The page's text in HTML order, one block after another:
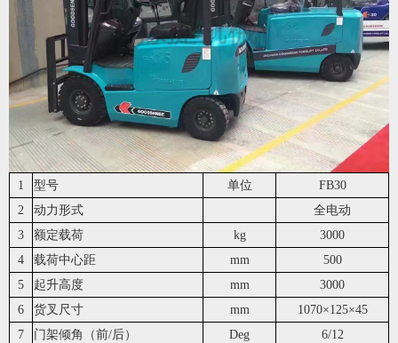
1 型号 单位
FB30
2
动力形式
全电动
3
额定载荷 kg
3000
4
载荷中心距 mm
500
5
起升高度 mm
3000
6
货叉尺寸 mm 1070×125×45
7
门架倾角（前/后） Deg
6/12